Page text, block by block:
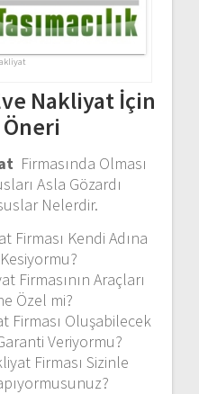
Nakliyat İçin
Firmasında Olması
Asla Gözardı
Nelerdir.
Firması Kendi Adına
Firmasının Araçları
Özel mi?
Firması Oluşabilecek
Veriyormu?
Firması Sizinle